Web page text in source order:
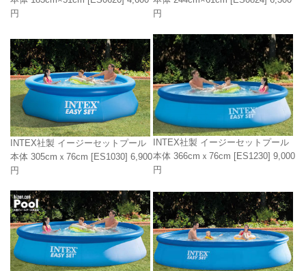
円
円
INTEX社製 イージーセットプール
本体 305cmｘ76cm [ES1030] 6,900
円
INTEX社製 イージーセットプール
本体 366cmｘ76cm [ES1230] 9,000
円